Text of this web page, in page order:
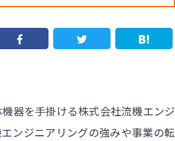
器を手掛ける株式会社流機エンジ
ンジニアリングの強みや事業の転